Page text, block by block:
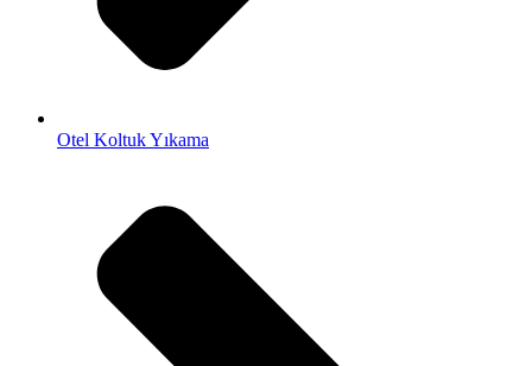
Otel Koltuk Yıkama